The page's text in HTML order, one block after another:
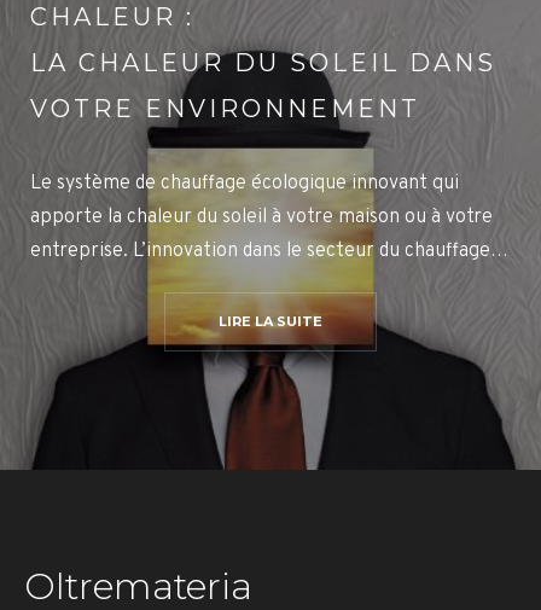
CHALEUR :
LA CHALEUR DU SOLEIL DANS
VOTRE ENVIRONNEMENT
Le système de chauffage écologique innovant qui
apporte la chaleur du soleil à votre maison ou à votre
entreprise. L’innovation dans le secteur du chauffage…
LIRE LA SUITE
Oltremateria